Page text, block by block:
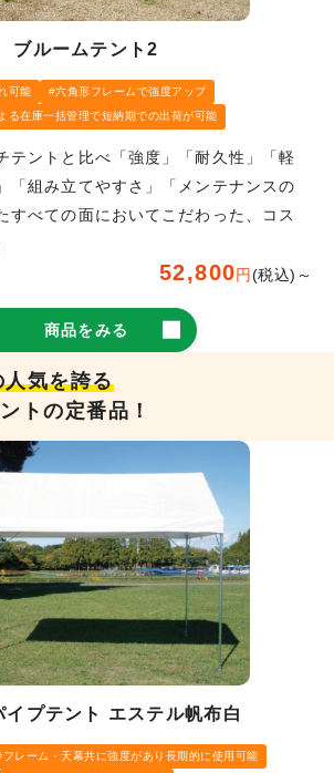
ブルームテント2
可能 六角形フレームで強度アップ
る在庫一括管理で短納期での出荷が可能
テントと比べ「強度」「耐久性」「軽
「組み立てやすさ」「メンテナンスの
すべての面においてこだわった、コス
52,800円(税込)～
商品をみる
人気を誇る
トの定番品！
イプテント エステル帆布白
フレーム・天幕共に強度があり長期的に使用可能